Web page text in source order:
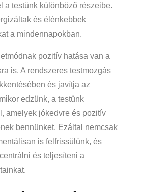
a testünk különböző részeibe.
és élénkebbek
a mindennapokban.
pozitív hatása van a
is. A rendszeres testmozgás
és javítja az
edzünk, a testünk
amelyek jókedvre és pozitív
bennünket. Ezáltal nemcsak
is felfrissülünk, és
és teljesíteni a